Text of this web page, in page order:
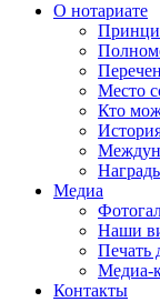
О нотариате
Место
Кто
Медиа
Наши
Печать
Медиа-
Контакты